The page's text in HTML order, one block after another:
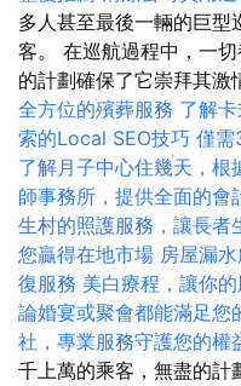
多人甚至最後一輛的巨
客。 在巡航過程中，一
的計劃確保了它崇拜其激
全方位的殯葬服務 了解
索的Local SEO技巧 僅需
了解月子中心住幾天，根
師事務所，提供全面的會
生村的照護服務，讓長者
您贏得在地市場 房屋漏
復服務 美白療程，讓你
論婚宴或聚會都能滿足您
社，專業服務守護您的權
千上萬的乘客，無盡的計